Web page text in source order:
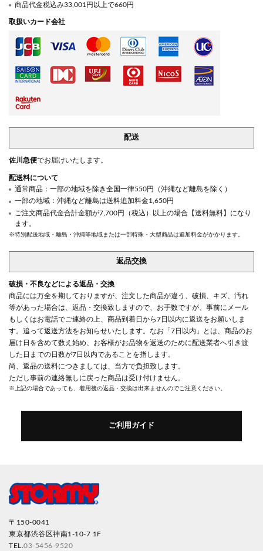
商品代金税込み33,001円以上で660円
取扱いカード会社
配送
佐川急便でお届けいたします。
配送料について
通常商品：一部の地域を除き全国一律550円（沖縄など離島を除く）
一部の地域：沖縄など離島は送料追加料金1,650円
ご注文商品代金合計金額が7,700円（税込）以上の場合【送料無料】になり
ます。
※特別配送地域・離島・沖縄等地域または一部特殊・大型商品は追加料金がかかります。
返品交換
破損・不良などによる返品・交換
商品には万全を期しておりますが、注文した商品が違う、破損、キズ、汚れ
等があった場合は、返品・交換致しますので、お手数ですが、事前にメール
もしくはお電話でご連絡の上、商品到着日から7日以内に返送をお願いしま
す。追って返送方法をお知らせいたします。なお「7日以内」とは、商品のお
届け日を含めて数え始め、お客様がお品物を返送のために配送業者へ引き渡
した日までの日数が7日以内であることを指します。
尚、返品の送料につきましては、当方で負担致します。
ただし事前の連絡無しに戻った商品は受け付けません。
※上記の場合であっても、着用後の返品・交換は出来ませんのでご注意ください。
ご利用ガイド
〒150-0041
東京都渋谷区神南1-10-7 1F
TEL. 03-5456-9520